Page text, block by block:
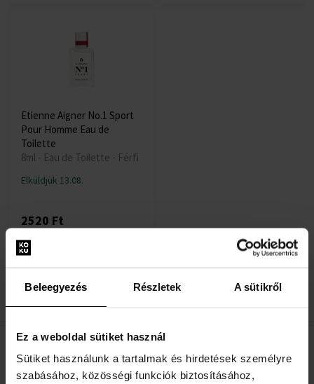
Beleegyezés Részletek A sütikről
Ez a weboldal sütiket használ
Sütiket használunk a tartalmak és hirdetések személyre
szabásához, közösségi funkciók biztosításához,
Etienne Aigner No.1 Sport
Pour Homme Eau de
Toilette
8ml - Eau de Toilette - Férfi
Elküldjük 13.08.
2520 Ft
:
HASZNOS INFORMÁCIÓK